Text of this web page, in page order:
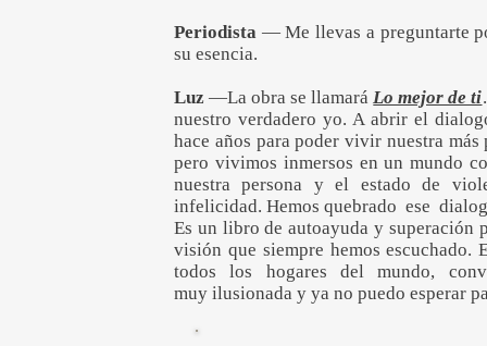
Periodista — Me llevas a preguntarte
su esencia.
Luz—La obra se llamaráLo mejor de ti
nuestro verdadero yo. A abrir el
hace años para poder vivir nuestra
pero vivimos inmersos en un mundo
nuestra persona y el estado de
infelicidad. Hemos quebrado ese
Es un libro de autoayuda y superación
visión que siempre hemos
todos los hogares del mundo,
muy ilusionada y ya no puedo esperar